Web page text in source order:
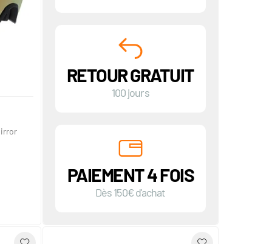
RETOUR GRATUIT
100 jours
PAIEMENT 4 FOIS
Dès 150€ d'achat